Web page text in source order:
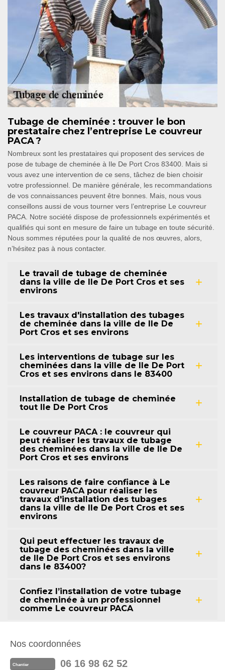
Tubage de cheminée : trouver le bon
prestataire chez l’entreprise Le couvreur
PACA ?
Nombreux sont les prestataires qui proposent des services de
pose de tubage de cheminée à Ile De Port Cros 83400. Mais si
vous avez une intervention de ce sens, tâchez de bien choisir
votre professionnel. De manière générale, les recommandations
de vos connaissances peuvent être bonnes. Mais, nous vous
conseillons aussi de vous tourner vers l’entreprise Le couvreur
PACA. Notre société dispose de professionnels expérimentés et
qualifiés qui sont en mesure de faire un tubage en toute sécurité.
Nous sommes réputées pour la qualité de nos œuvres, alors,
n’hésitez pas à nous contacter.
Le travail de tubage de cheminée
dans la ville de Ile De Port Cros et ses
environs
Les travaux d'installation des tubages
de cheminée dans la ville de Ile De
Port Cros et ses environs
Les interventions de tubage sur les
cheminées dans la ville de Ile De Port
Cros et ses environs dans le 83400
Installation de tubage de cheminée
tout Ile De Port Cros
Le couvreur PACA : le couvreur qui
peut réaliser les travaux de tubage
des cheminées dans la ville de Ile De
Port Cros et ses environs
Les raisons de faire confiance à Le
couvreur PACA pour réaliser les
travaux d'installation des tubages
dans la ville de Ile De Port Cros et ses
environs
Qui peut effectuer les travaux de
tubage des cheminées dans la ville
de Ile De Port Cros et ses environs
dans le 83400?
Confiez l’installation de votre tubage
de cheminée à un professionnel
comme Le couvreur PACA
Nos coordonnées
Chantier 06 16 98 62 52